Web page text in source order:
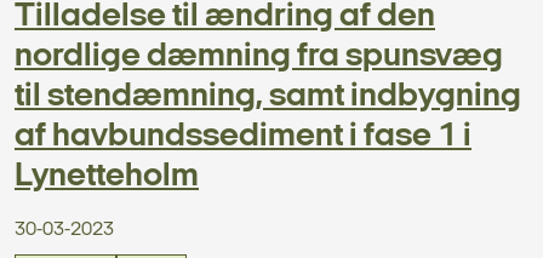
Tilladelse til ændring af den
nordlige dæmning fra spunsvæg
til stendæmning, samt indbygning
af havbundssediment i fase 1 i
Lynetteholm
30-03-2023